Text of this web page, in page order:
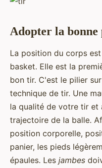
Adopter la
La position du corps
basket. Elle est la
bon tir. C'est le pilier
technique de tir. Une
la qualité de votre tir et
trajectoire de la balle.
position corporelle,
panier, les pieds
épaules. Les jambes